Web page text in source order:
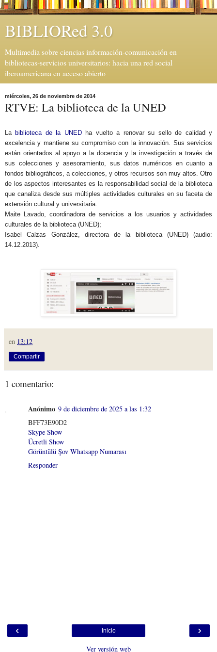
BIBLIORed 3.0
Multimedia sobre ciencias información-comunicación en
bibliotecas-servicios universitarios: hacia una red social
iberoamericana en acceso abierto
miércoles, 26 de noviembre de 2014
RTVE: La biblioteca de la UNED
La biblioteca de la UNEDha vuelto a renovar su sello de calidad y
excelencia y mantiene su compromiso con la innovación. Sus servicios
están orientados al apoyo a la docencia y la investigación a través de
sus colecciones y asesoramiento, sus datos numéricos en cuanto a
fondos bibliográficos, a colecciones, y otros recursos son muy altos. Otro
de los aspectos interesantes es la responsabilidad social de la biblioteca
que canaliza desde sus múltiples actividades culturales en su faceta de
extensión cultural y universitaria.
Maite Lavado, coordinadora de servicios a los usuarios y actividades
culturales de la biblioteca (UNED);
Isabel Calzas González, directora de la biblioteca (UNED) (audio:
14.12.2013).
en 13:12
Compartir
1 comentario:
Anónimo 9 de diciembre de 2025 a las 1:32
BFF73E90D2
Skype Show
Ücretli Show
Görüntülü Şov Whatsapp Numarası
Responder
‹ ›
Inicio
Ver versión web